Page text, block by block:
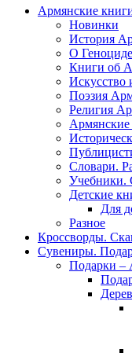
Армянские
Новинки
История
О
Книги об
Иcкусство
Поэзия
Религия
Армянские
Словари.
Учебники.
Детские
Для
Разное
Кроссворды.
Сувениры.
Подарки –